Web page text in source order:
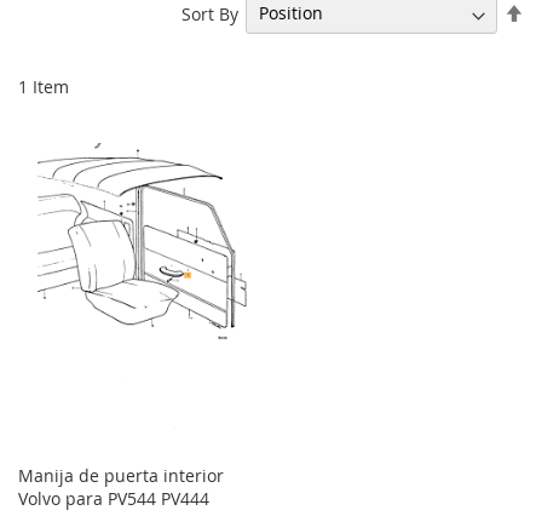
1 Item
Sort By
Manija de puerta interior
Volvo para PV544 PV444